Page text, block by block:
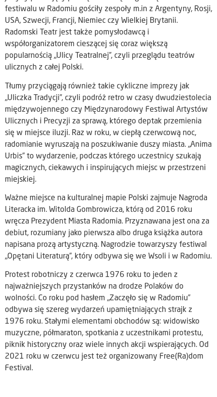
festiwalu w Radomiu gościły zespoły m.in z Argentyny, Rosji,
USA, Szwecji, Francji, Niemiec czy Wielkiej Brytanii.
Radomski Teatr jest także pomysłodawcą i
współorganizatorem cieszącej się coraz większą
popularnością „Ulicy Teatralnej”, czyli przeglądu teatrów
ulicznych z całej Polski.
Tłumy przyciągają również takie cykliczne imprezy jak
„Uliczka Tradycji”, czyli podróż retro w czasy dwudziestolecia
międzywojennego czy Międzynarodowy Festiwal Artystów
Ulicznych i Precyzji za sprawą, którego deptak przemienia
się w miejsce iluzji. Raz w roku, w ciepłą czerwcową noc,
radomianie wyruszają na poszukiwanie duszy miasta. „Anima
Urbis” to wydarzenie, podczas którego uczestnicy szukają
magicznych, ciekawych i inspirujących miejsc w przestrzeni
miejskiej.
Ważne miejsce na kulturalnej mapie Polski zajmuje Nagroda
Literacka im. Witolda Gombrowicza, którą od 2016 roku
wręcza Prezydent Miasta Radomia. Przyznawana jest ona za
debiut, rozumiany jako pierwsza albo druga książka autora
napisana prozą artystyczną. Nagrodzie towarzyszy festiwal
„Opętani Literaturą”, który odbywa się we Wsoli i w Radomiu.
Protest robotniczy z czerwca 1976 roku to jeden z
najważniejszych przystanków na drodze Polaków do
wolności. Co roku pod hasłem „Zaczęło się w Radomiu”
odbywa się szereg wydarzeń upamiętniających strajk z
1976 roku. Stałymi elementami obchodów są: widowisko
muzyczne, półmaraton, spotkania z uczestnikami protestu,
piknik historyczny oraz wiele innych akcji wspierających. Od
2021 roku w czerwcu jest też organizowany Free(Ra)dom
Festival.